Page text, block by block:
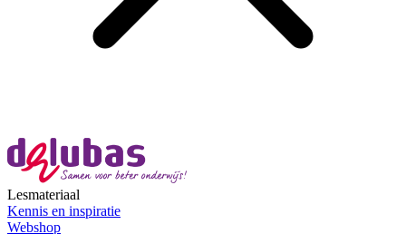
Lesmateriaal
Kennis en inspiratie
Webshop